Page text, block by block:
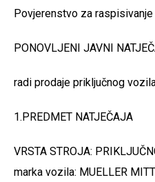
Povjerenstvo za raspisivanje
PONOVLJENI JAVNI
radi prodaje priključnog
1.PREDMET NATJEČAJA
VRSTA STROJA:
marka vozila: MUELLER